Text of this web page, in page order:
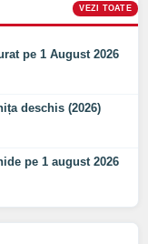
VEZI TOATE
pe 1 August 2026
deschis (2026)
pe 1 august 2026